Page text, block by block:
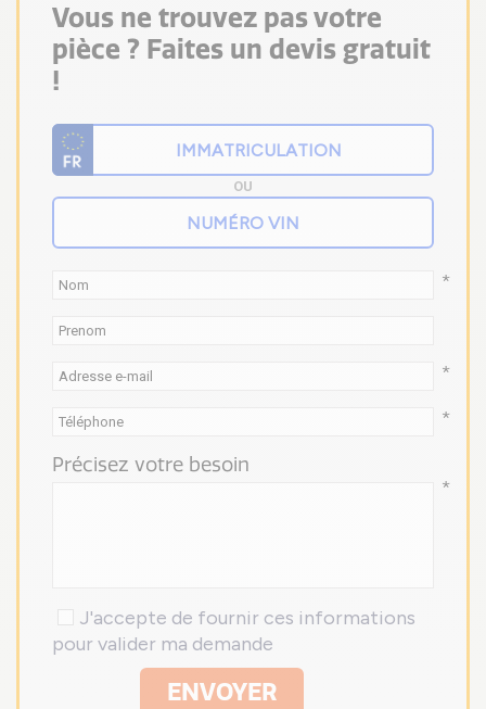
Vous ne trouvez pas votre
pièce ? Faites un devis gratuit
!
OU
*
*
*
Précisez votre besoin
*
J'accepte de fournir ces informations
pour valider ma demande
ENVOYER